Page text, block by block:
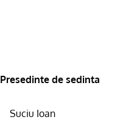
Presedinte de sedinta
Suciu Ioan